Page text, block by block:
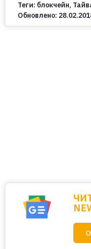
Теги: блокчейн,
Обновлено: